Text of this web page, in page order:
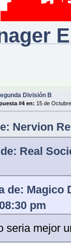
División B
#4 en: 15 de
Nervion
Real
de: Magico
pm
seria mejor